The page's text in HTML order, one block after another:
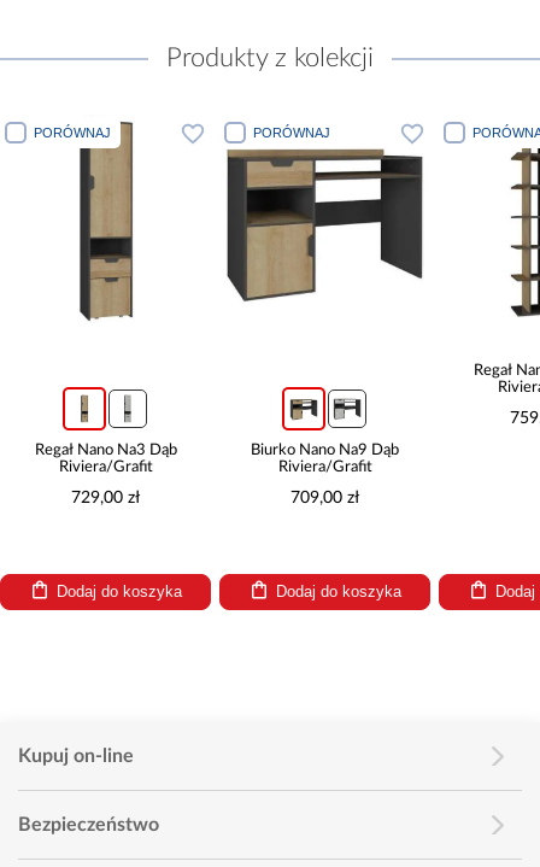
Produkty z kolekcji
PORÓWNAJ
Regał Nano Na3 Dąb
Riviera/Grafit
729,00 zł
Dodaj do koszyka
PORÓWNAJ
Biurko Nano Na9 Dąb
Riviera/Grafit
709,00 zł
Dodaj do koszyka
Regał
Kupuj on-line
Bezpieczeństwo